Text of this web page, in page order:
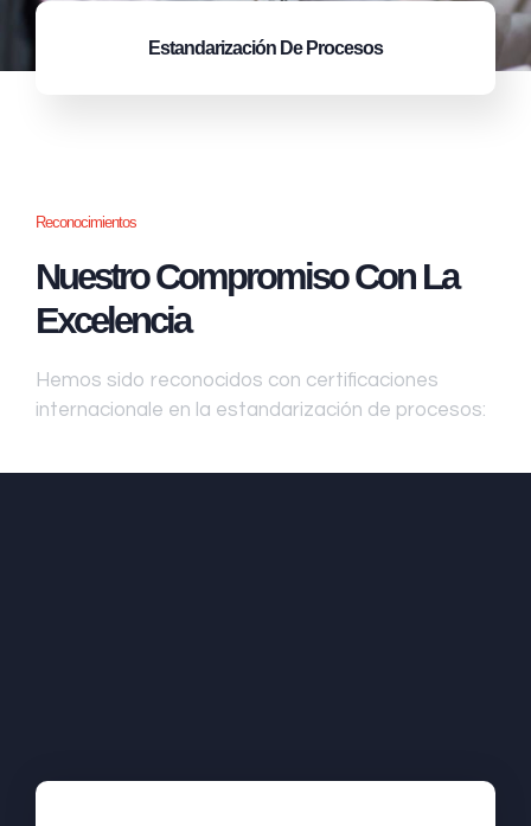
Estandarización De Procesos
Reconocimientos
Nuestro Compromiso Con La
Excelencia
Hemos sido reconocidos con certificaciones
internacionale en la estandarización de procesos: